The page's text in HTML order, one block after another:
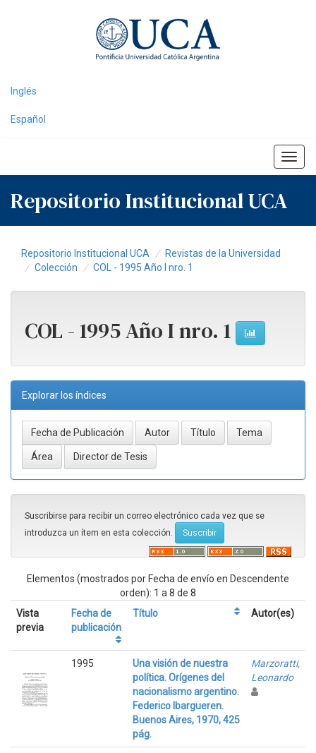
Inglés
Español
Repositorio Institucional UCA
Repositorio Institucional UCA
Revistas de la Universidad
Colección
COL - 1995 Año I nro. 1
COL - 1995 Año I nro. 1
Explorar los índices
Suscribirse para recibir un correo electrónico cada vez que se
introduzca un ítem en esta colección.
Elementos (mostrados por Fecha de envío en Descendente
orden): 1 a 8 de 8
Vista
previa
Fecha de
publicación
Título Autor(es)
1995
Una visión de nuestra
política. Orígenes del
nacionalismo argentino.
Federico Ibargueren.
Buenos Aires, 1970, 425
pág.
Marzoratti,
Leonardo